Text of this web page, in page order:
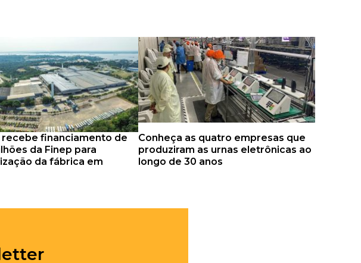
recebe financiamento de
da Finep para
da fábrica em
Conheça as quatro empresas que
produziram as urnas eletrônicas ao
longo de 30 anos